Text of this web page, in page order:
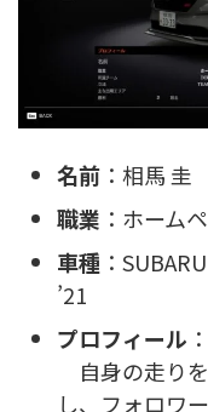
名前 ：相馬 圭
職業 ：ホーム
車種 ：
’21
プロフィール ：
自身の走り
し、フォロワ